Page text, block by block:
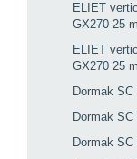
ELIET
GX270 25
ELIET
GX270 25
Dormak SC
Dormak SC
Dormak